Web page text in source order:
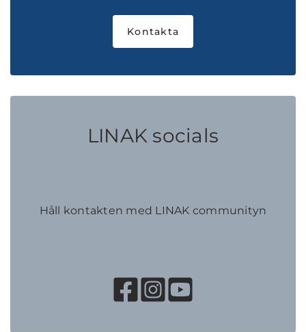
Kontakta
LINAK socials
Håll kontakten med LINAK communityn